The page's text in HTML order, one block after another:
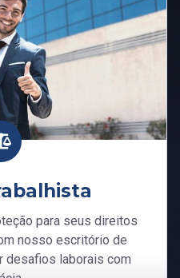
para seus direitos
nosso escritório de
desafios laborais com